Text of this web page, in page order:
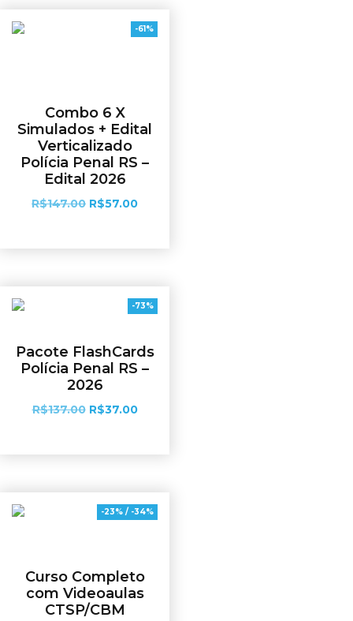
-61%
Combo 6 X
Simulados + Edital
Verticalizado
Polícia Penal RS –
Edital 2026
R$147.00 R$57.00
-73%
Pacote FlashCards
Polícia Penal RS –
2026
R$137.00 R$37.00
-23% / -34%
Curso Completo
com Videoaulas
CTSP/CBM